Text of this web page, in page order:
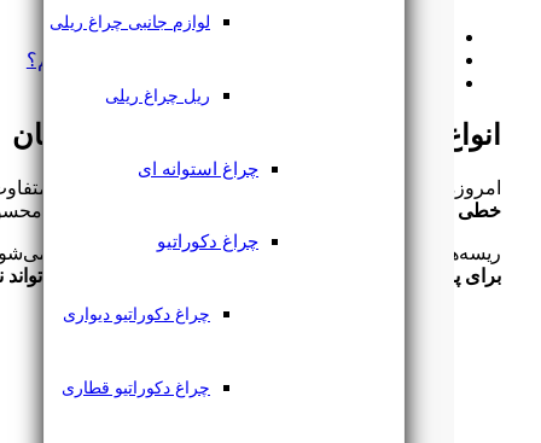
لوازم جانبی چراغ ریلی
ریل چراغ ریلی
چراغ استوانه ای
چراغ دکوراتیو
چراغ دکوراتیو دیواری
چراغ دکوراتیو قطاری
ریسه های نوری سان لوکس برای نما
نحوه نصب ریسه شلنگی در نمای ساختمان
بهترین ریسه برای نمای ساختمان را از کجا بخریم؟
قیمت ریسه نمای ساختمان چقدر است؟
انواع محصولات نورپردازی نمای ساختمان
امروزه با کاربردهای
خطی توکار برای ایجاد افکت‌های مدرن
، گزینه‌های حرفه‌ای
ریسه‌های نوری نیز از دیگر محصولات نورپردازی محسوب می‌شود
برای پروژه‌های مدرن، ترکیب هوشمندانه این محصولات می‌تواند